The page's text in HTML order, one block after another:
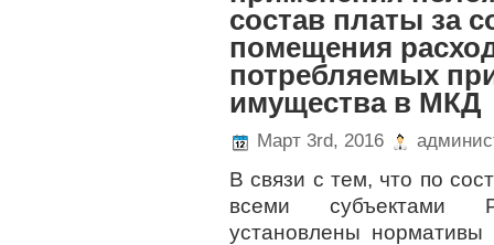
состав платы за
помещения
потребляемых
имущества в МКД
Март 3rd, 2016
В связи с тем, что по
всеми субъектами
установлены нормативы